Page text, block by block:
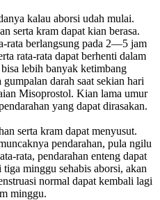
kalau aborsi udah mulai.
serta kram dapat kian berasa.
rata berlangsung pada 2—5 jam
rata-rata dapat berhenti dalam
lebih banyak ketimbang
darah saat sekian hari
Misoprostol. Kian lama umur
yang dapat dirasakan.
serta kram dapat menyusut.
pendarahan, pula ngilu
rata, pendarahan enteng dapat
minggu sehabis aborsi, akan
normal dapat kembali lagi
minggu.